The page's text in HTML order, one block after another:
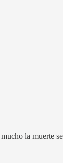
la muerte se